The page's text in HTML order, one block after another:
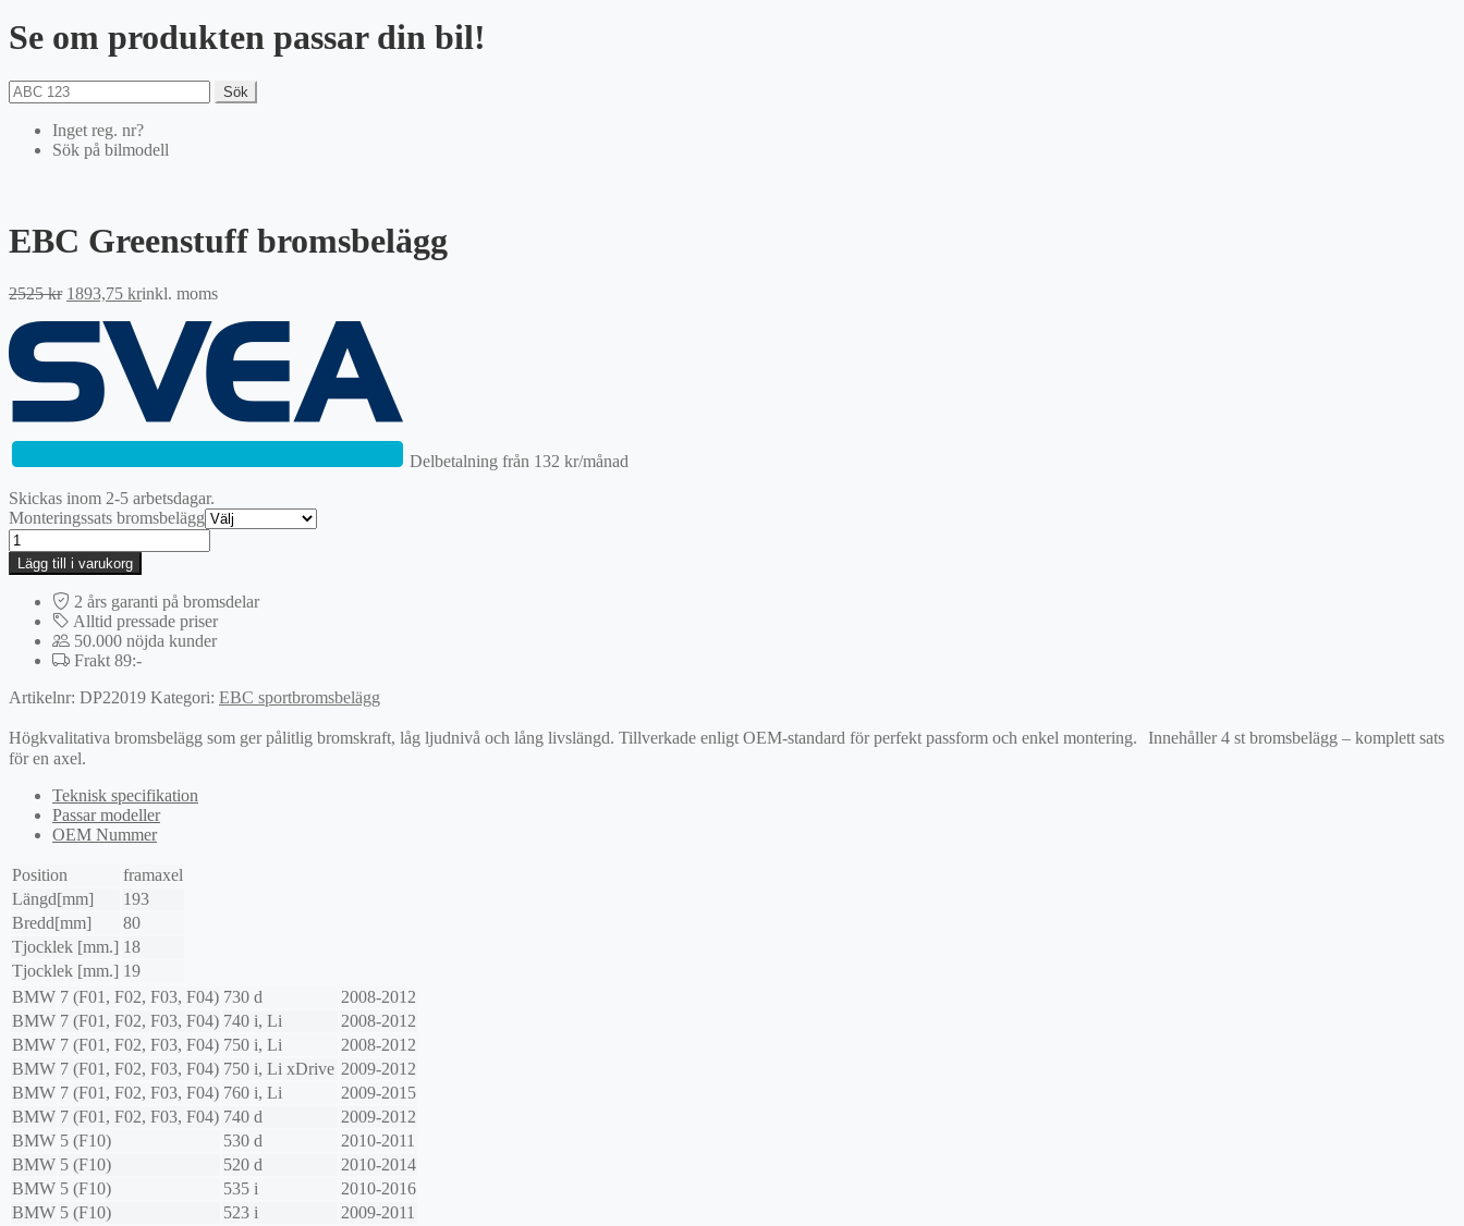
Se om produkten passar din bil!
Sök
Inget reg. nr?
Sök på bilmodell
EBC Greenstuff bromsbelägg
2525kr Det
2525 kr.
1893,75 krDet
är:
1893,75 kr.
inkl. moms
Delbetalning från 132 kr/månad
Skickas inom 2-5 arbetsdagar.
Monteringssats bromsbelägg
EBC
Greenstuff
bromsbelägg
mängd
Lägg till i varukorg
2 års garanti på bromsdelar
Alltid pressade priser
50.000 nöjda kunder
Frakt 89:-
Artikelnr: DP22019 Kategori: EBC sportbromsbelägg
Högkvalitativa bromsbelägg som ger pålitlig bromskraft, låg ljudnivå och lång livslängd. Tillverkade enligt OEM-standard för perfekt passform och enkel montering. Innehåller 4 st bromsbelägg – komplett sats
för en axel.
Teknisk specifikation
Passar modeller
OEM Nummer
Position
framaxel
Längd[mm]
193
Bredd[mm]
80
Tjocklek [mm.] 18
Tjocklek [mm.] 19
BMW 7 (F01, F02, F03, F04) 730 d
2008-2012
BMW 7 (F01, F02, F03, F04) 740 i, Li
2008-2012
BMW 7 (F01, F02, F03, F04) 750 i, Li
2008-2012
BMW 7 (F01, F02, F03, F04) 750 i, Li xDrive 2009-2012
BMW 7 (F01, F02, F03, F04) 760 i, Li
2009-2015
BMW 7 (F01, F02, F03, F04) 740 d
2009-2012
BMW 5 (F10) 530 d
2010-2011
BMW 5 (F10) 520 d
2010-2014
BMW 5 (F10) 535 i
2010-2016
BMW 5 (F10) 523 i
2009-2011